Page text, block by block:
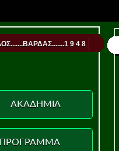
9 4 8
ΑΚΑΔΗΜΙΑ
ΠΡΟΓΡΑΜΜΑ